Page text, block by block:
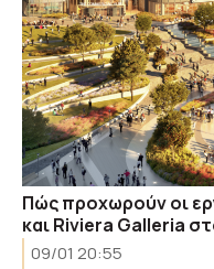
Πώς προχωρούν οι
και Riviera Galleria
09/01 20:55